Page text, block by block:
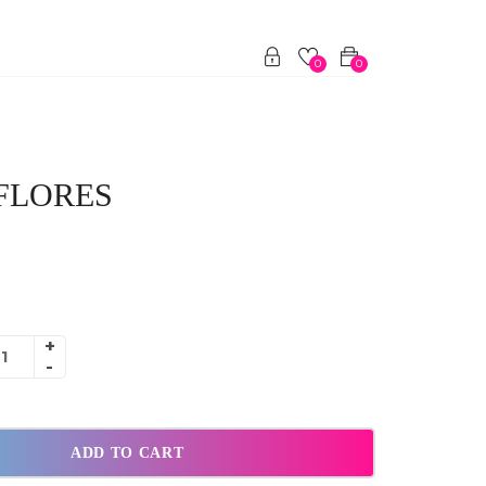
0
0
ADD TO CART